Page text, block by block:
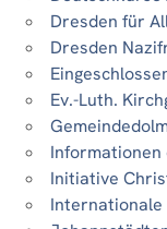
Dresden für
Dresden
Ev.-Luth.
Initiative
Internationale